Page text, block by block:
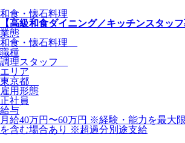
和食・懐石料理
【高級和食ダイニング／キッチンスタッフ
業態
和食・懐石料理
職種
調理スタッフ
エリア
東京都
雇用形態
正社員
給与
月給40万円〜60万円 ※経験・能力を最大
を含む場合あり ※超過分別途支給